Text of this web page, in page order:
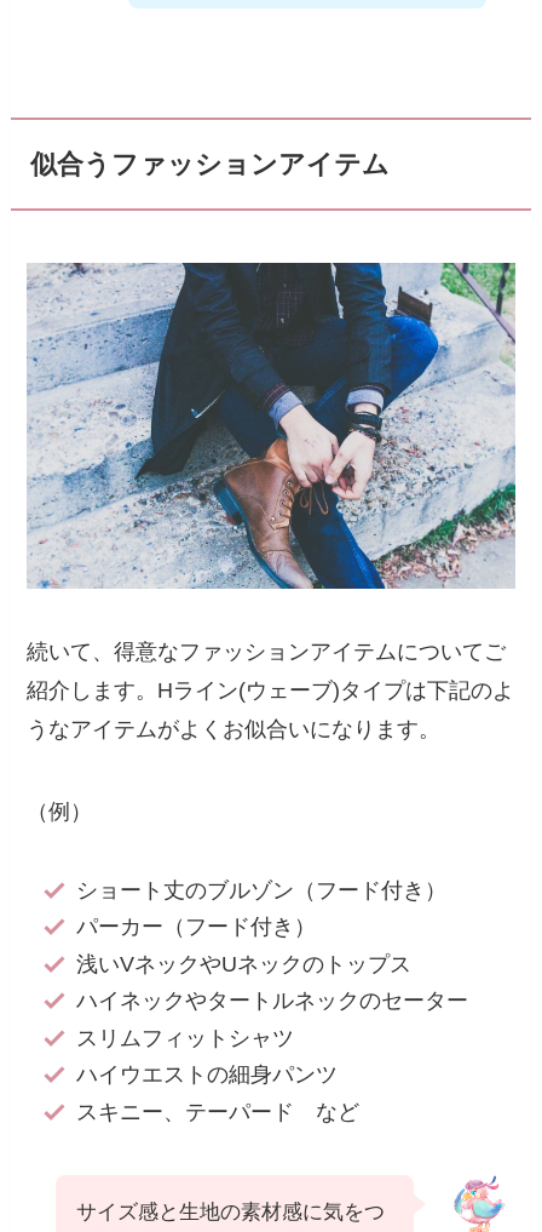
似合うファッションアイテム
続いて、得意なファッションアイテムについてご
紹介します。Hライン(ウェーブ)タイプは下記のよ
うなアイテムがよくお似合いになります。
（例）
ショート丈のブルゾン（フード付き）
パーカー（フード付き）
浅いVネックやUネックのトップス
ハイネックやタートルネックのセーター
スリムフィットシャツ
ハイウエストの細身パンツ
スキニー、テーパード など
サイズ感と生地の素材感に気をつ